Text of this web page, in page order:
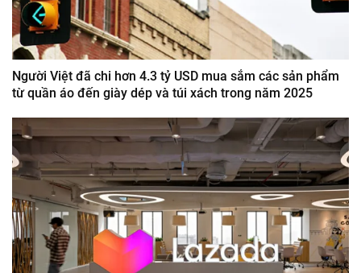
Người Việt đã chi hơn 4.3 tỷ USD mua sắm các sản phẩm
từ quần áo đến giày dép và túi xách trong năm 2025